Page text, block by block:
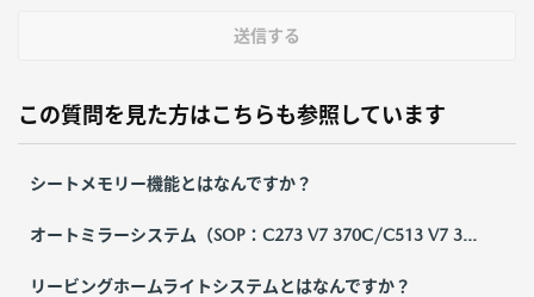
送信する
この質問を見た方はこちらも参照しています
シートメモリー機能とはなんですか？
オートミラーシステム（SOP：C273 V7 370C/C513 V7 3...
リービングホームライトシステムとはなんですか？